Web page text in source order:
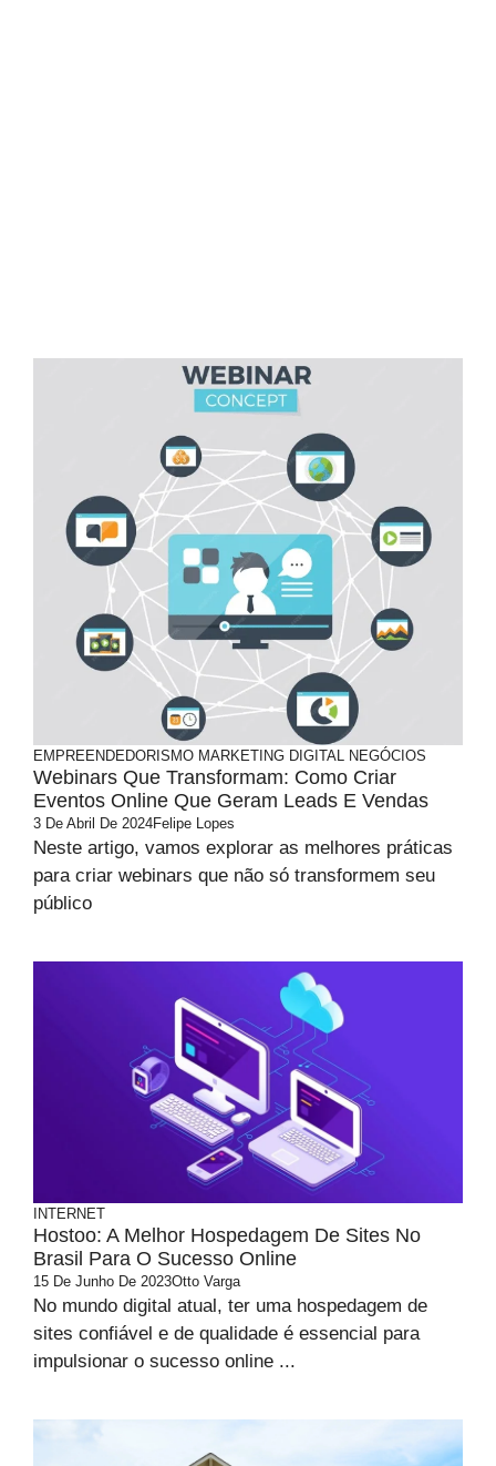
EMPREENDEDORISMO MARKETING DIGITAL NEGÓCIOS
Webinars Que Transformam: Como Criar
Eventos Online Que Geram Leads E Vendas
3 De Abril De 2024Felipe Lopes
Neste artigo, vamos explorar as melhores práticas
para criar webinars que não só transformem seu
público
INTERNET
Hostoo: A Melhor Hospedagem De Sites No
Brasil Para O Sucesso Online
15 De Junho De 2023Otto Varga
No mundo digital atual, ter uma hospedagem de
sites confiável e de qualidade é essencial para
impulsionar o sucesso online ...